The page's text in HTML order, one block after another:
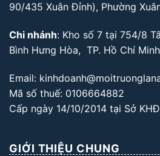
90/435 Xuân Đỉnh), Phường
Chi nhánh: Kho số 7 tại 754/8
Bình Hưng Hòa, TP. Hồ Chí Minh
Email:
Mã số thuế: 0106664882
Cấp ngày 14/10/2014 tại Sở
GIỚI THIỆU CHUNG